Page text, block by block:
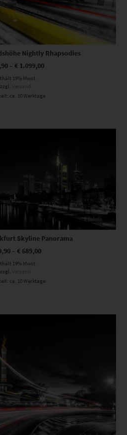
Nightly Rhapsodies
– €1.099,00
19% Mwst.
zzgl.
Versand
ca. 10 Werktage
Dieses Produkt weist mehrere Varianten auf. Die Optionen können auf der Produktseite gewählt werden
Skyline Panorama
– € 689,00
19% Mwst.
zzgl. Versand
ca. 10 Werktage